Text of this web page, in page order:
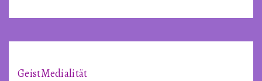
GeistMedialität